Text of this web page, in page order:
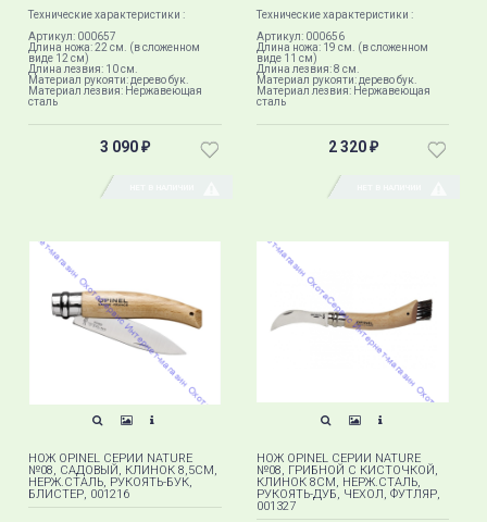
Технические характеристики :
Артикул: 000657
Длина ножа: 22 см. (в сложенном
виде 12 см)
Длина лезвия: 10 см.
Материал рукояти: дерево бук.
Материал лезвия: Нержавеющая
сталь
3 090 ₽
Технические характеристики :
Артикул: 000656
Длина ножа: 19 см. (в сложенном
виде 11 см)
Длина лезвия: 8 см.
Материал рукояти: дерево бук.
Материал лезвия: Нержавеющая
сталь
2 320 ₽
НОЖ OPINEL СЕРИИ NATURE
№08, САДОВЫЙ, КЛИНОК 8,5СМ,
НЕРЖ.СТАЛЬ, РУКОЯТЬ-БУК,
БЛИСТЕР, 001216
НОЖ OPINEL СЕРИИ NATURE
№08, ГРИБНОЙ С КИСТОЧКОЙ,
КЛИНОК 8СМ, НЕРЖ.СТАЛЬ,
РУКОЯТЬ-ДУБ, ЧЕХОЛ, ФУТЛЯР,
001327